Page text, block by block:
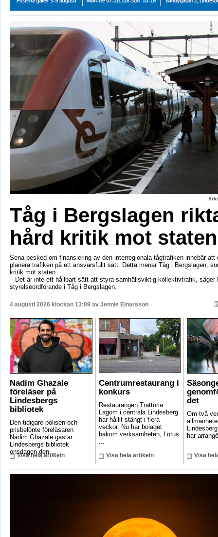
Tåg i Bergslagen
hård kritik mot staten
Sena besked om finansiering av den interregionala tågtrafiken innebär att
planera trafiken på ett ansvarsfullt sätt. Detta menar Tåg i Bergslagen,
kritik mot staten.
– Det är inte ett hållbart sätt att styra samhällsviktig kollektivtrafik, säger
styrelseordförande i Tåg i Bergslagen.
4 augusti 2026 klockan 13:09 av Jennie Einarsson
Nadim Ghazale
föreläser på
Lindesbergs
bibliotek
Den tidigare polisen och
prisbelönte föreläsaren
Nadim Ghazale gästar
Lindesbergs bibliotek
onsdagen den ...
Visa hela artikeln
Centrumrestaurang i
konkurs
Restaurangen Trattoria
Lagom i centrala Lindesberg
har hållit stängt i flera
veckor. Nu har bolaget
bakom verksamheten, Lotus
...
Visa hela artikeln
det
Om två
har
Visa